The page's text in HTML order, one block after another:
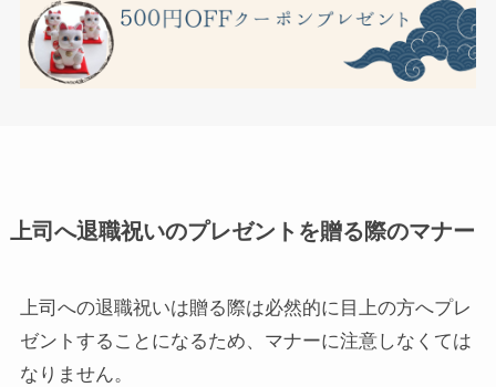
上司へ退職祝いのプレゼントを贈る際のマナー
上司への退職祝いは贈る際は必然的に目上の方へプレ
ゼントすることになるため、マナーに注意しなくては
なりません。